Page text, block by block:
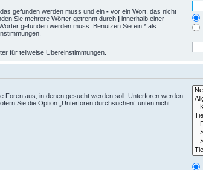
gefunden werden muss und ein - vor ein Wort, das nicht
Sie mehrere Wörter getrennt durch | innerhalb einer
gefunden werden muss. Benutzen Sie ein * als
für teilweise Übereinstimmungen.
Foren aus, in denen gesucht werden soll. Unterforen werden
Sie die Option „Unterforen durchsuchen“ unten nicht